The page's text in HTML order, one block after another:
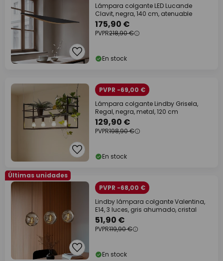
Lámpara colgante LED Lucande
Clavit, negra, 140 cm, atenuable
175,90 €
PVPR218,90 €
En stock
PVPR -69,00 €
Lámpara colgante Lindby Grisela,
Regal, negra, metal, 120 cm
129,90 €
PVPR198,90 €
En stock
Últimas unidades
PVPR -68,00 €
Lindby lámpara colgante Valentina,
E14, 3 luces, gris ahumado, cristal
51,90 €
PVPR119,90 €
En stock